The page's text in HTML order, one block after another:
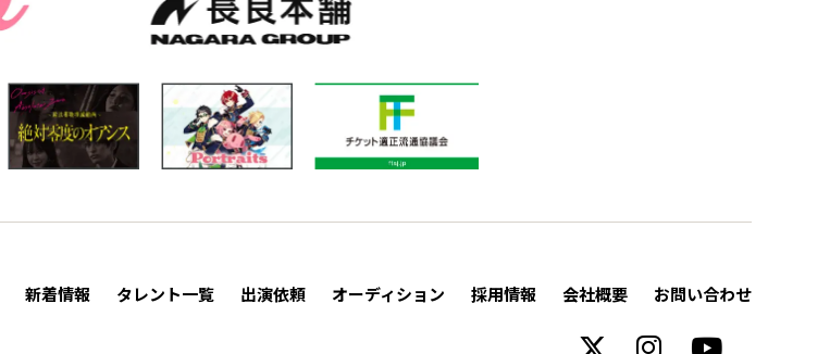
新着情報 タレント一覧 出演依頼 オーディション 採用情報 会社概要 お問い合わせ